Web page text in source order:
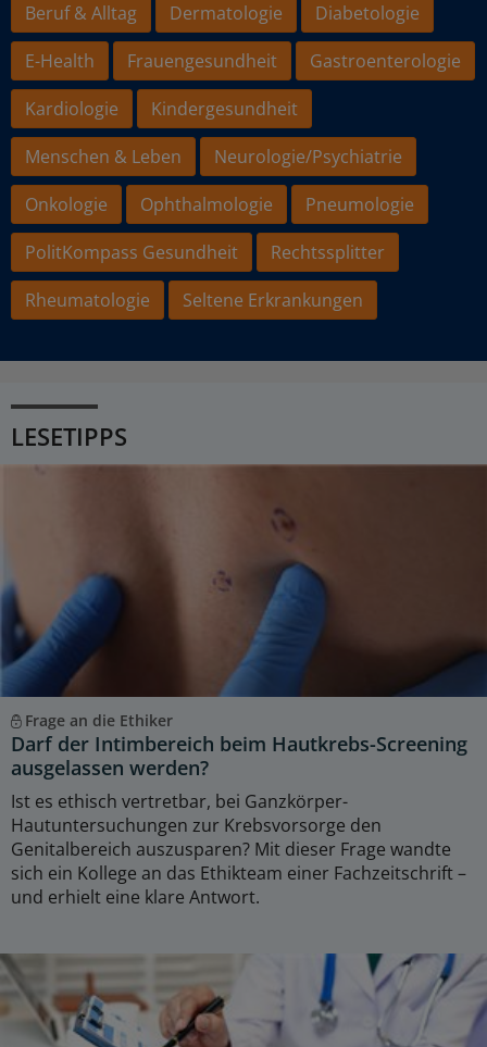
Beruf & Alltag
Dermatologie
Diabetologie
E-Health
Frauengesundheit
Gastroenterologie
Kardiologie
Kindergesundheit
Menschen & Leben
Neurologie/Psychiatrie
Onkologie
Ophthalmologie
Pneumologie
PolitKompass Gesundheit
Rechtssplitter
Rheumatologie
Seltene Erkrankungen
LESETIPPS
Frage an die Ethiker
Darf der Intimbereich beim Hautkrebs-Screening
ausgelassen werden?
Ist es ethisch vertretbar, bei Ganzkörper-
Hautuntersuchungen zur Krebsvorsorge den
Genitalbereich auszusparen? Mit dieser Frage wandte
sich ein Kollege an das Ethikteam einer Fachzeitschrift –
und erhielt eine klare Antwort.